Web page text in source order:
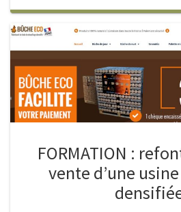
FORMATION :
vente d’une